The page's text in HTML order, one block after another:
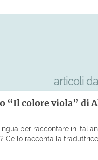
articoli da
“Il colore viola” di
per raccontare in
Ce lo racconta la